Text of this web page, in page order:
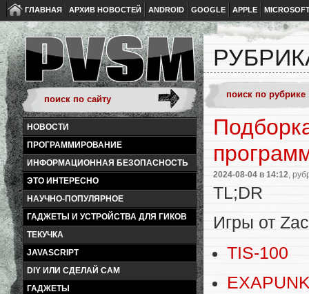
ГЛАВНАЯ АРХИВ НОВОСТЕЙ ANDROID GOOGLE APPLE
НОВОСТИ
ПРОГРАММИРОВАНИЕ
ИНФОРМАЦИОННАЯ БЕЗОПАСНОСТЬ
ЭТО ИНТЕРЕСНО
НАУЧНО-ПОПУЛЯРНОЕ
ГАДЖЕТЫ И УСТРОЙСТВА ДЛЯ ГИКОВ
ТЕКУЧКА
JAVASCRIPT
DIY ИЛИ СДЕЛАЙ САМ
ГАДЖЕТЫ
2024-08-04 в 14:12 ,
TL;DR
Игры от
TIS-100